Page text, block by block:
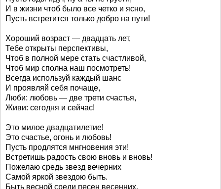
И в жизни чтоб было все четко и ясно,
Пусть встретится только добро на пути!
Хороший возраст — двадцать лет,
Тебе открыты перспективы,
Чтоб в полной мере стать счастливой,
Чтоб мир сполна наш посмотреть!
Всегда используй каждый шанс
И проявляй себя почаще,
Люби: любовь — две трети счастья,
Живи: сегодня и сейчас!
Это милое двадцатилетие!
Это счастье, огонь и любовь!
Пусть продлятся мнгновения эти!
Встретишь радость свою вновь и вновь!
Пожелаю средь звезд вечерних
Самой яркой звездою быть.
Быть весной среди песен весенних,